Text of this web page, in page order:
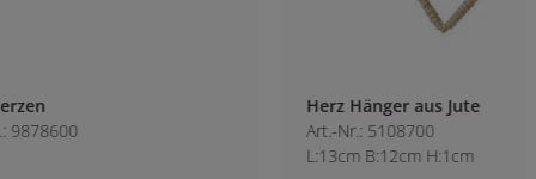
Herz Hänger aus Jute
Art.-Nr.: 5108700
Herzhänger mit
Art.-Nr.: 5130200
L:18cm B:15cm